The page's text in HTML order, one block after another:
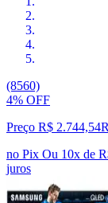
(8560)
4% OFF
Preço R$ 2.744,54
no Pix Ou 10x de
juros